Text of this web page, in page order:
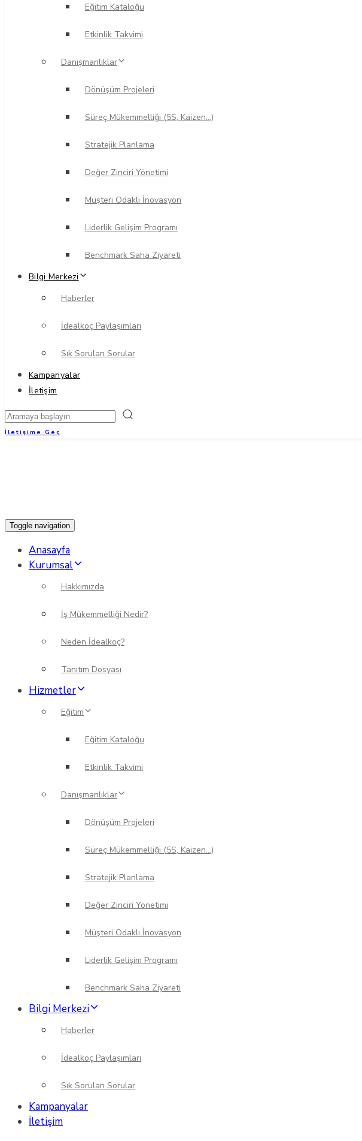
Eğitim Kataloğu
Etkinlik Takvimi
Danışmanlıklar
Dönüşüm Projeleri
Süreç Mükemmelliği (5S, Kaizen…)
Stratejik Planlama
Değer Zinciri Yönetimi
Müşteri Odaklı İnovasyon
Liderlik Gelişim Programı
Benchmark Saha Ziyareti
Bilgi Merkezi
Haberler
İdealkoç Paylaşımları
Sık Sorulan Sorular
Kampanyalar
İletişim
İletişime Geç
Toggle navigation
Anasayfa
Kurumsal
Hakkımızda
İş Mükemmelliği Nedir?
Neden İdealkoç?
Tanıtım Dosyası
Hizmetler
Eğitim
Eğitim Kataloğu
Etkinlik Takvimi
Danışmanlıklar
Dönüşüm Projeleri
Süreç Mükemmelliği (5S, Kaizen…)
Stratejik Planlama
Değer Zinciri Yönetimi
Müşteri Odaklı İnovasyon
Liderlik Gelişim Programı
Benchmark Saha Ziyareti
Bilgi Merkezi
Haberler
İdealkoç Paylaşımları
Sık Sorulan Sorular
Kampanyalar
İletişim